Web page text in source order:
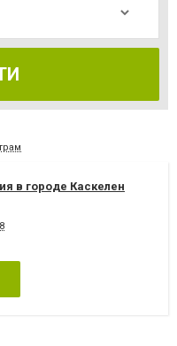
в городе Каскелен